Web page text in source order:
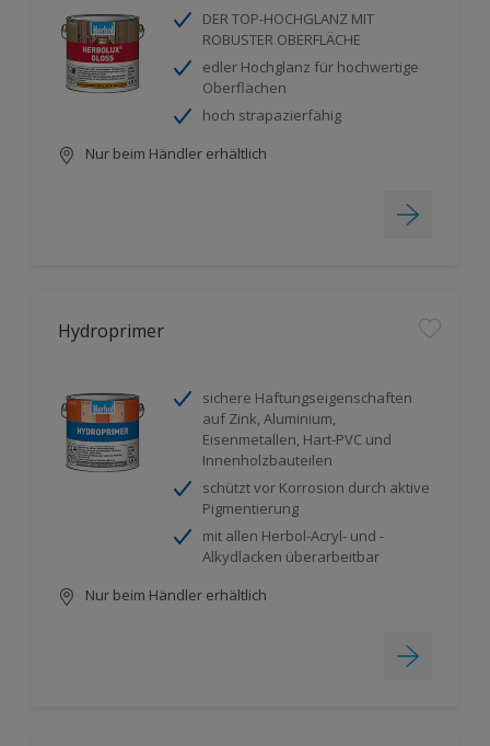
DER TOP-HOCHGLANZ MIT
ROBUSTER OBERFLÄCHE
edler Hochglanz für hochwertige
Oberflächen
hoch strapazierfähig
Nur beim Händler erhältlich
Hydroprimer
sichere Haftungseigenschaften
auf Zink, Aluminium,
Eisenmetallen, Hart-PVC und
Innenholzbauteilen
schützt vor Korrosion durch aktive
Pigmentierung
mit allen Herbol-Acryl- und -
Alkydlacken überarbeitbar
Nur beim Händler erhältlich